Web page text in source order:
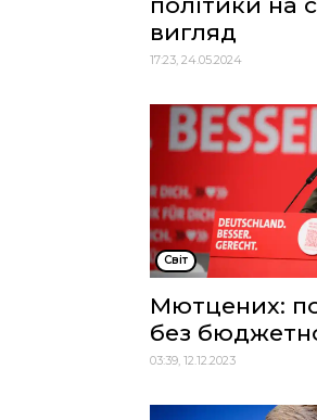
вигляд
17:23, 24.05.2024
Cвіт
Мютцених:
без
03:39, 12.12.2023